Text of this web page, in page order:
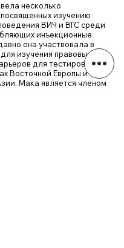
несколько
изучению
ВИЧ и ВГС среди
инъекционные
она участвовала в
изучения правовых и
для тестирования
Восточной Европы и
Мака является членом